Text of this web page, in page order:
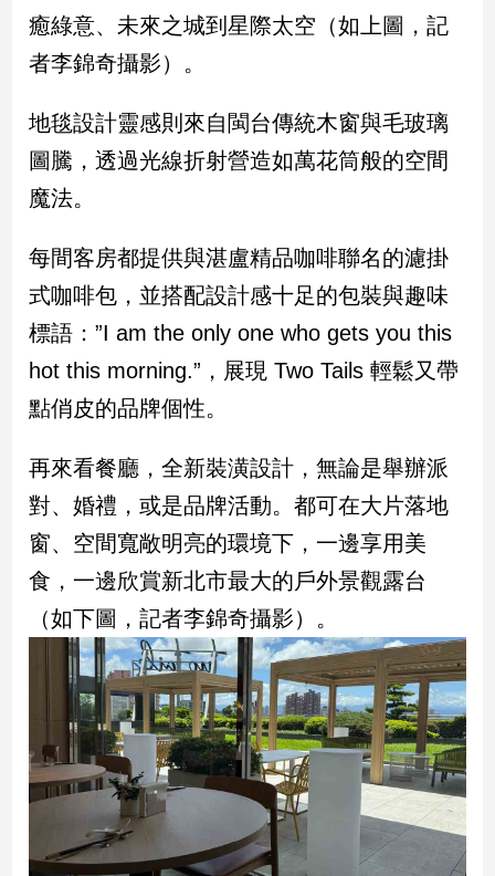
子/
情
術
／
文
創
影
推
薦
科
技/
戲
動
寵
物
Pet
影
合
媒
癒綠意、未來之城到星際太空（如上圖，記
者李錦奇攝影）。
地毯設計靈感則來自閩台傳統木窗與毛玻璃
圖騰，透過光線折射營造如萬花筒般的空間
魔法。
每間客房都提供與湛盧精品咖啡聯名的濾掛
式咖啡包，並搭配設計感十足的包裝與趣味
標語：”I am the only one who gets you this
hot this morning.”，展現 Two Tails 輕鬆又帶
點俏皮的品牌個性。
再來看餐廳，全新裝潢設計，無論是舉辦派
對、婚禮，或是品牌活動。都可在大片落地
窗、空間寬敞明亮的環境下，一邊享用美
食，一邊欣賞新北市最大的戶外景觀露台
（如下圖，記者李錦奇攝影）。